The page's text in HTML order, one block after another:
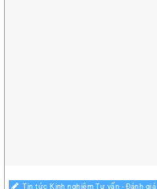
Tin tức Kinh nghiệm Tư vấn - Đánh giá